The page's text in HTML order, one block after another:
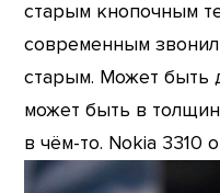
старым кнопочным
современным
старым. Может быть
может быть в
в чём-то. Nokia 3310